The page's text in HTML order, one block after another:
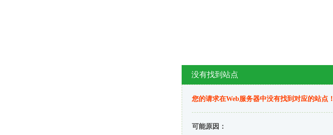
没有找到站点
您的请求在Web服务器中没有找到对应的站点！
可能原因：